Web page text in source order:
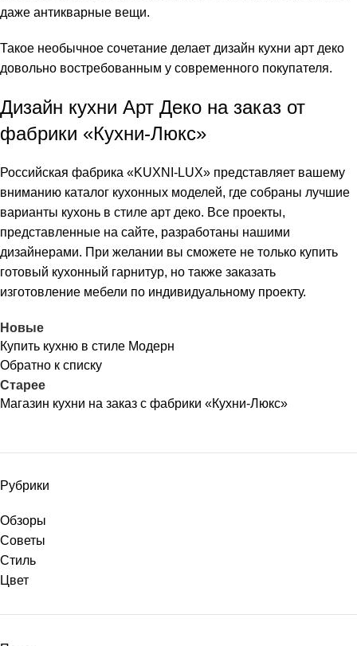
даже антикварные вещи.
Такое необычное сочетание делает дизайн кухни арт деко
довольно востребованным у современного покупателя.
Дизайн кухни Арт Деко на заказ от
фабрики «Кухни-Люкс»
Российская фабрика «KUXNI-LUX» представляет вашему
вниманию каталог кухонных моделей, где собраны лучшие
варианты кухонь в стиле арт деко. Все проекты,
представленные на сайте, разработаны нашими
дизайнерами. При желании вы сможете не только купить
готовый кухонный гарнитур, но также заказать
изготовление мебели по индивидуальному проекту.
Новые
Купить кухню в стиле Модерн
Обратно к списку
Старее
Магазин кухни на заказ с фабрики «Кухни-Люкс»
Рубрики
Обзоры
Советы
Стиль
Цвет